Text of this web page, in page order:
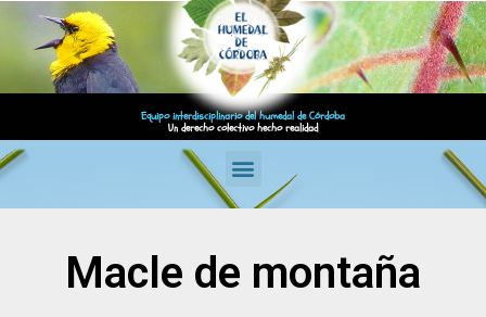
Equipo interdisciplinario del humedal de Córdoba
Un derecho colectivo hecho realidad
Macle de montaña